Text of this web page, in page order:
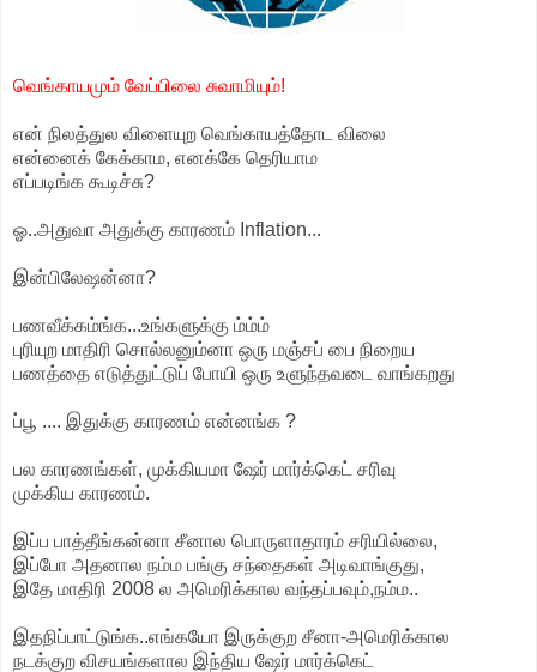
வெங்காயமும் வேப்பிலை சுவாமியும்!
என் நிலத்துல விளையுற வெங்காயத்தோட விலை
என்னைக் கேக்காம, எனக்கே தெரியாம
எப்படிங்க கூடிச்சு?
ஓ..அதுவா அதுக்கு காரணம் Inflation...
இன்பிலேஷன்னா?
பணவீக்கம்ங்க...உங்களுக்கு ம்ம்ம்
புரியுற மாதிரி சொல்லனும்னா ஒரு மஞ்சப் பை நிறைய
பணத்தை எடுத்துட்டுப் போயி ஒரு உளுந்தவடை வாங்கறது
ப்பூ .... இதுக்கு காரணம் என்னங்க ?
பல காரணங்கள், முக்கியமா ஷேர் மார்க்கெட் சரிவு
முக்கிய காரணம்.
இப்ப பாத்தீங்கன்னா சீனால பொருளாதாரம் சரியில்லை,
இப்போ அதனால நம்ம பங்கு சந்தைகள் அடிவாங்குது,
இதே மாதிரி 2008 ல அமெரிக்கால வந்தப்பவும்,நம்ம..
இதநிப்பாட்டுங்க..எங்கயோ இருக்குற சீனா-அமெரிக்கால
நடக்குற விசயங்களால இந்திய ஷேர் மார்க்கெட்